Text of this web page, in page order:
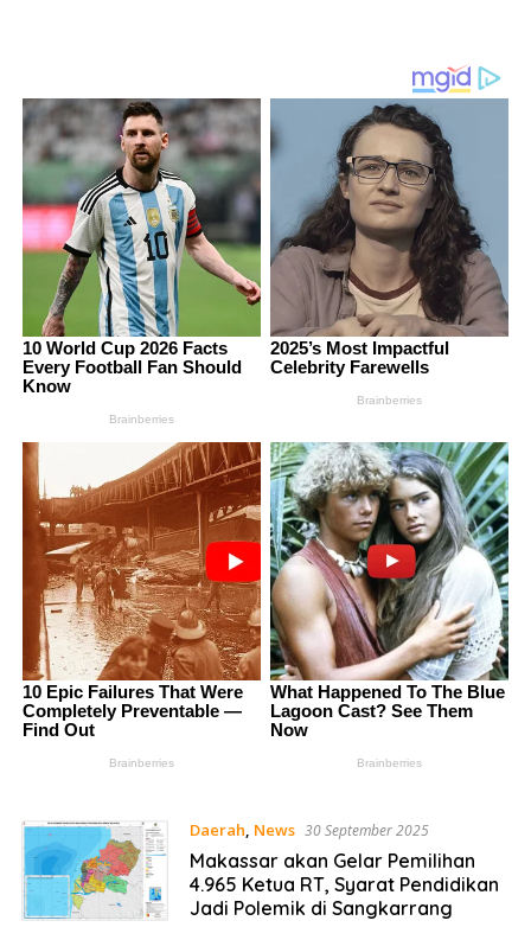
Daerah, News 30 September 2025
Makassar akan Gelar Pemilihan
4.965 Ketua RT, Syarat Pendidikan
Jadi Polemik di Sangkarrang